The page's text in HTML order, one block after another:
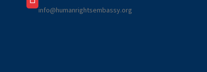
info@humanrightsembassy.org